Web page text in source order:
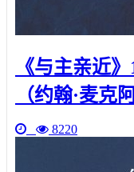
《与主亲近
（约翰·麦克
8220